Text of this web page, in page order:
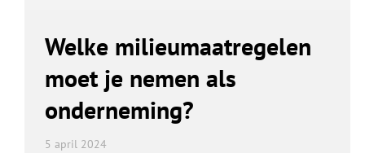
Welke milieumaatregelen
moet je nemen als
onderneming?
5 april 2024